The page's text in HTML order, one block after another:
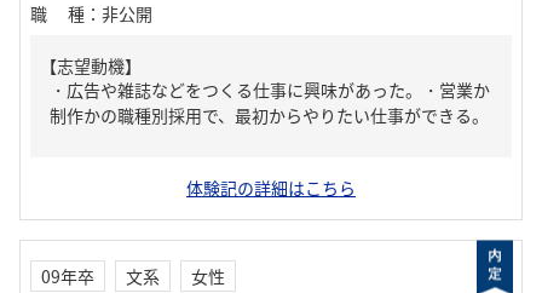
職種 ： 非公開
【志望動機】
・広告や雑誌などをつくる仕事に興味があった。・営業か
制作かの職種別採用で、最初からやりたい仕事ができる。
体験記の詳細はこちら
09年卒 文系
女性